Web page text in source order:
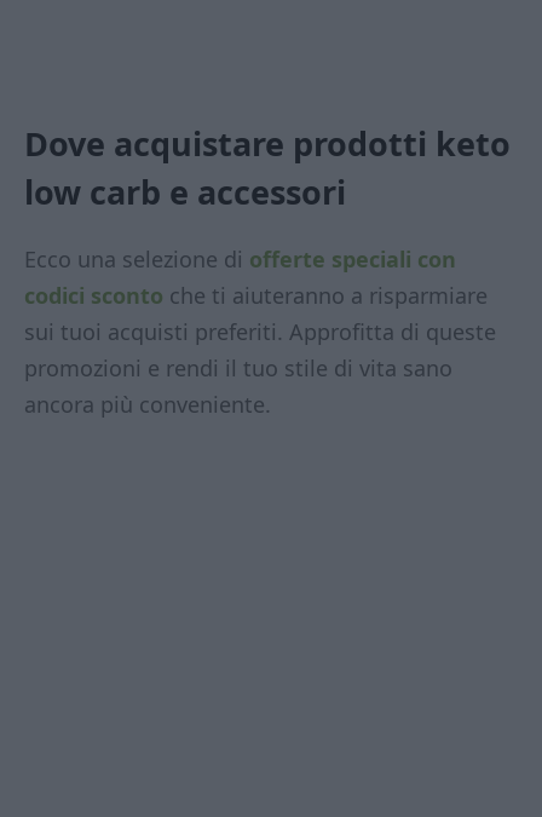
Dove acquistare prodotti keto
low carb e accessori
Ecco una selezione di offerte speciali con
codici sconto che ti aiuteranno a risparmiare
sui tuoi acquisti preferiti. Approfitta di queste
promozioni e rendi il tuo stile di vita sano
ancora più conveniente.